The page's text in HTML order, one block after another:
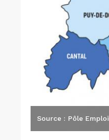
Source : Pôle Emploi